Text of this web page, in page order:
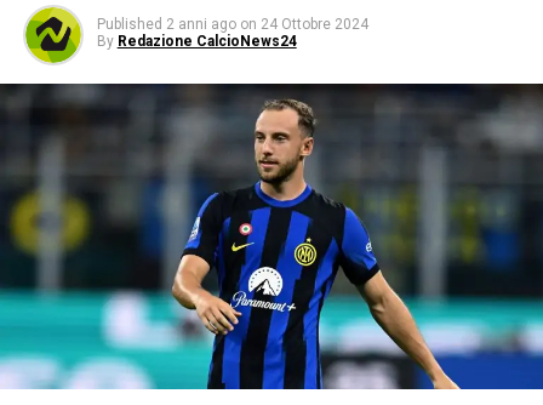
Published 2 anni ago on 24 Ottobre 2024
By Redazione CalcioNews24